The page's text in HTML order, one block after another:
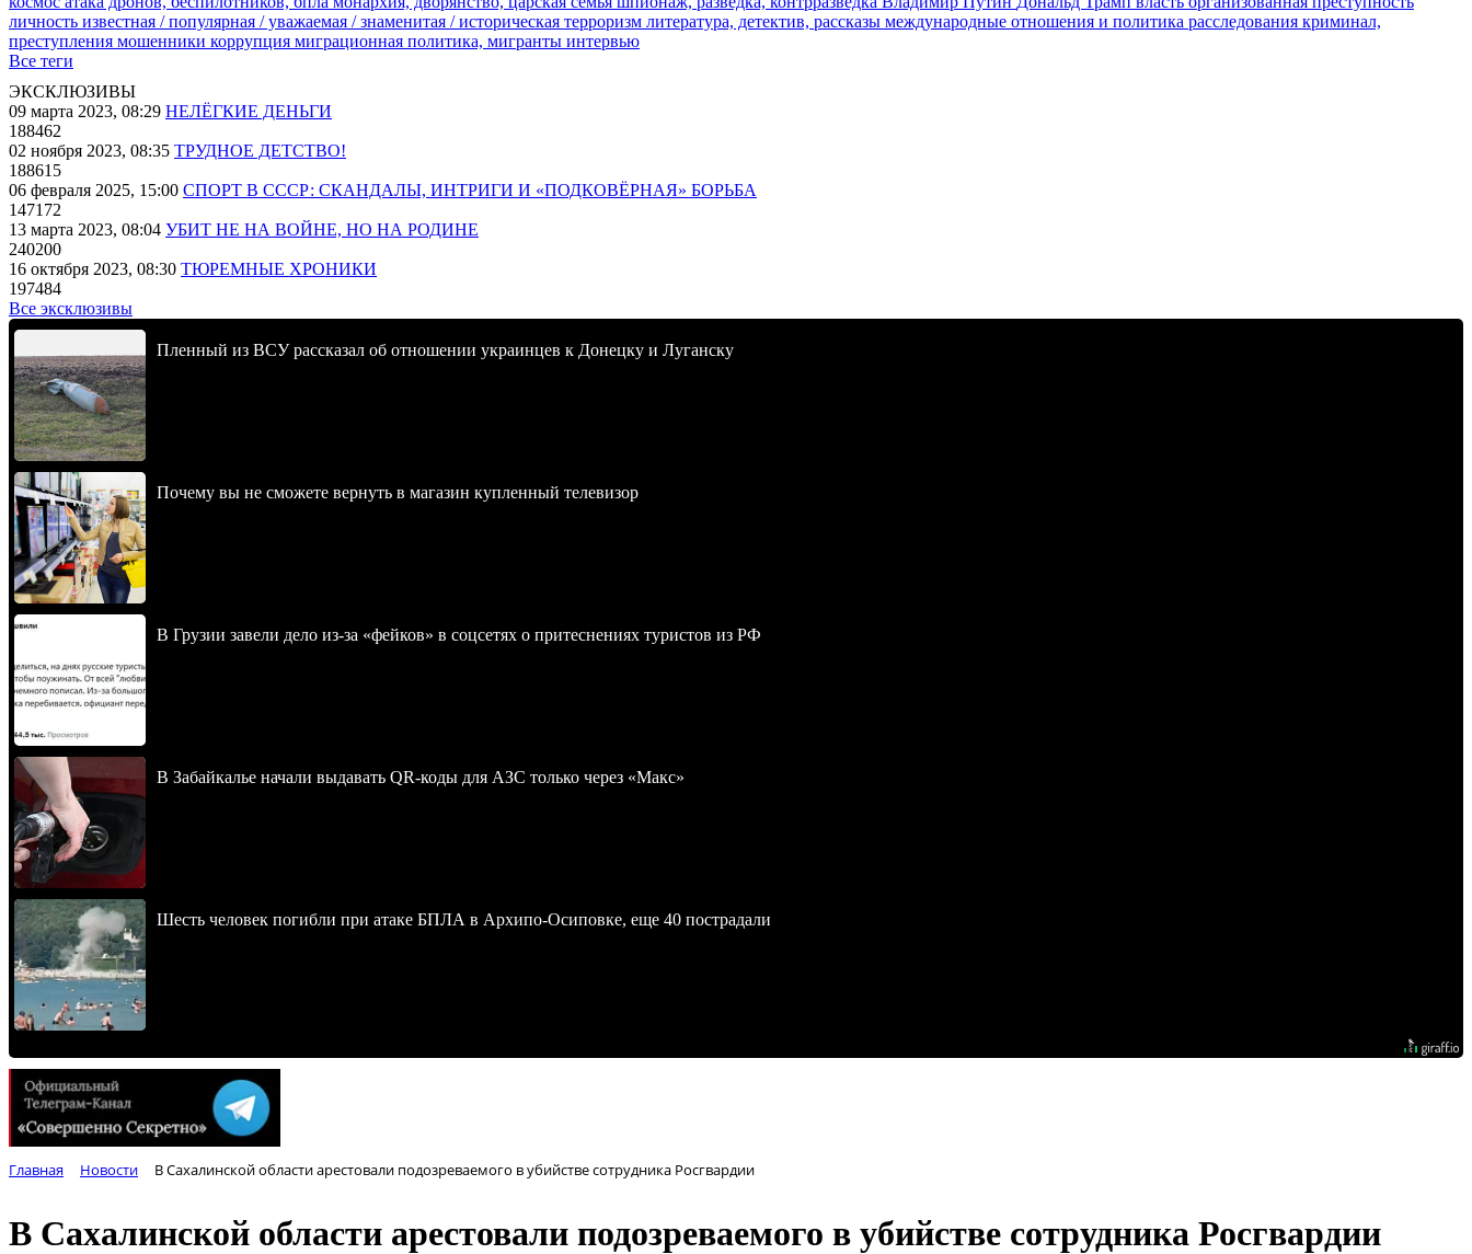
личность известная / популярная / уважаемая / знаменитая / историческая терроризм литература, детектив, рассказы международные отношения и политика расследования криминал,
преступления мошенники коррупция миграционная политика, мигранты интервью
Все теги
ЭКСКЛЮЗИВЫ
09 марта 2023, 08:29 НЕЛЁГКИЕ ДЕНЬГИ
188462
02 ноября 2023, 08:35 ТРУДНОЕ ДЕТСТВО!
188615
06 февраля 2025, 15:00 СПОРТ В СССР: СКАНДАЛЫ, ИНТРИГИ И «ПОДКОВЁРНАЯ» БОРЬБА
147172
13 марта 2023, 08:04 УБИТ НЕ НА ВОЙНЕ, НО НА РОДИНЕ
240200
16 октября 2023, 08:30 ТЮРЕМНЫЕ ХРОНИКИ
197484
Все эксклюзивы
Пленный из ВСУ рассказал об отношении украинцев к Донецку и Луганску
Почему вы не сможете вернуть в магазин купленный телевизор
В Грузии завели дело из-за «фейков» в соцсетях о притеснениях туристов из РФ
В Забайкалье начали выдавать QR-коды для АЗС только через «Макс»
Шесть человек погибли при атаке БПЛА в Архипо-Осиповке, еще 40 пострадали
Главная Новости В Сахалинской области арестовали подозреваемого в убийстве сотрудника Росгвардии
В Сахалинской области арестовали подозреваемого в убийстве сотрудника Росгвардии